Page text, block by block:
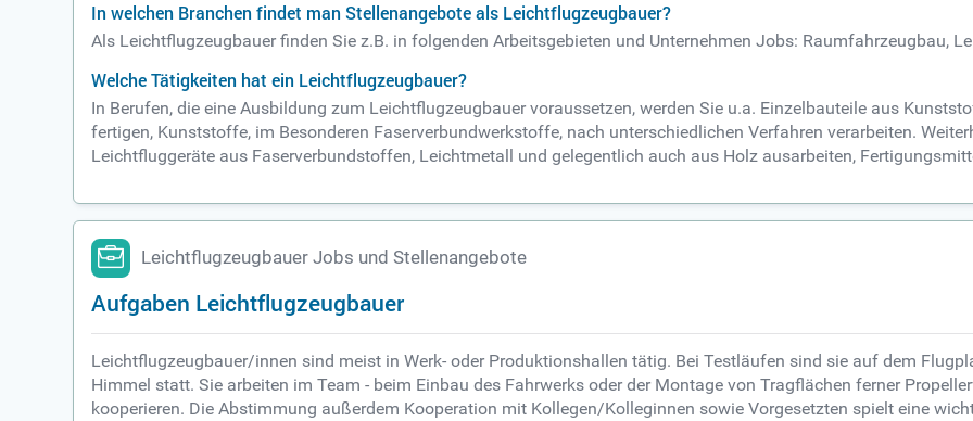
In welchen Branchen findet man Stellenangebote als Leichtflugzeugbauer?
Als Leichtflugzeugbauer finden Sie z.B. in folgenden Arbeitsgebieten und Unternehmen Jobs: Raumfahrzeugbau,
Welche Tätigkeiten hat ein Leichtflugzeugbauer?
In Berufen, die eine Ausbildung zum Leichtflugzeugbauer voraussetzen, werden Sie u.a. Einzelbauteile aus
fertigen, Kunststoffe, im Besonderen Faserverbundwerkstoffe, nach unterschiedlichen Verfahren verarbeiten.
Leichtfluggeräte aus Faserverbundstoffen, Leichtmetall und gelegentlich auch aus Holz ausarbeiten,
Leichtflugzeugbauer Jobs und Stellenangebote
Aufgaben Leichtflugzeugbauer
Leichtflugzeugbauer/innen sind meist in Werk- oder Produktionshallen tätig. Bei Testläufen sind sie auf dem
Himmel statt. Sie arbeiten im Team - beim Einbau des Fahrwerks oder der Montage von Tragflächen ferner
kooperieren. Die Abstimmung außerdem Kooperation mit Kollegen/Kolleginnen sowie Vorgesetzten spielt eine